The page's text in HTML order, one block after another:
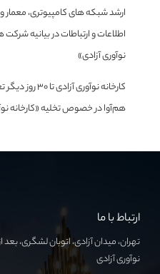
ارشد شبکه های کامپیوتری، معمار
اطلاعات و ارتباطاتدربیانیه شرکت
نوآوری آزادی»
کارخانه نوآوری آزادی تا ۳۰ روز دیگر تعطیل می‌شود
هم‌آوا در خصوص تخلیه «کارخانه
ارتباط با ما
نوآوری آزادی